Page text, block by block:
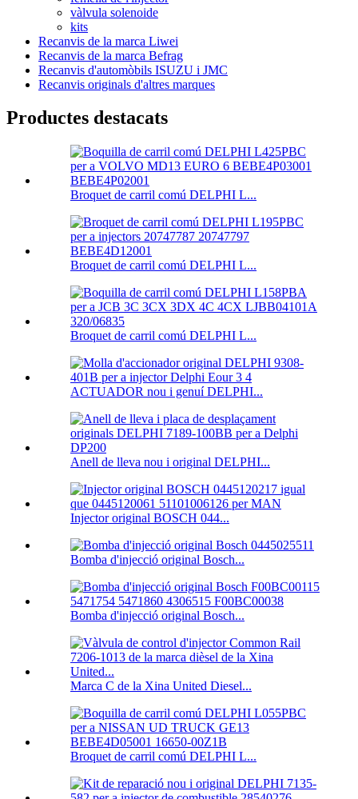
vàlvula solenoide
kits
Recanvis de la marca Liwei
Recanvis de la marca Befrag
Recanvis d'automòbils ISUZU i JMC
Recanvis originals d'altres marques
Productes destacats
Broquet de carril comú DELPHI L...
Broquet de carril comú DELPHI L...
Broquet de carril comú DELPHI L...
ACTUADOR nou i genuí DELPHI...
Anell de lleva nou i original DELPHI...
Injector original BOSCH 044...
Bomba d'injecció original Bosch...
Bomba d'injecció original Bosch...
Marca C de la Xina United Diesel...
Broquet de carril comú DELPHI L...